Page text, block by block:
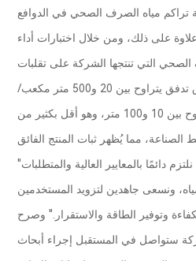
تراكم مياه الصرف الصحي في الدوافع
على ذلك، ومن خلال اختبارات أداء
التي تنتجها الشركة على تقلبات
في الأداء ضمن ±2% عبر نطاق تدفق يتراوح بين 20 و500 متر مكعب/
ساعة ونطاق ضغط يتراوح بين 10 و100 متر، وهو أقل بكثير من
"أداء المنتج هو عصب شركتنا. نلتزم دائمًا بالمعايير العالية والمتطلبات
ونسعى جاهدين لتزويد المستخدمين
وتوفير الطاقة والاستقرار." وصرح
ستواصل في المستقبل إجراء أبحاث